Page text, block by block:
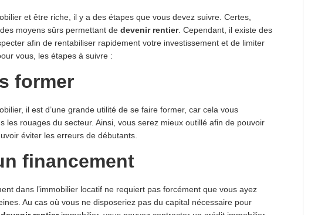
et être riche, il y a des étapes que vous devez suivre. Certes,
des moyens sûrs permettant de devenir rentier. Cependant, il existe des
afin de rentabiliser rapidement votre investissement et de limiter
vous, les étapes à suivre :
former
il est d’une grande utilité de se faire former, car cela vous
les rouages du secteur. Ainsi, vous serez mieux outillé afin de pouvoir
éviter les erreurs de débutants.
financement
dans l’immobilier locatif ne requiert pas forcément que vous ayez
Au cas où vous ne disposeriez pas du capital nécessaire pour